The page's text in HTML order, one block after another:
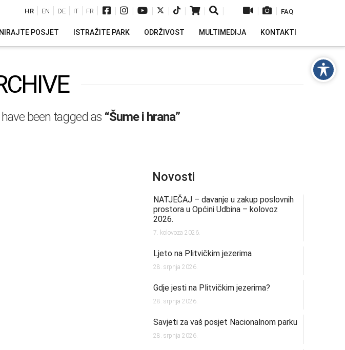
| | | | | | | | | FAQ
HR EN DE IT FR
POSJET ISTRAŽITE PARK ODRŽIVOST MULTIMEDIJA KONTAKTI
been tagged as “Šume i hrana”
Novosti
NATJEČAJ – davanje u zakup poslovnih
prostora u Općini Udbina – kolovoz
2026.
7. kolovoza 2026.
Ljeto na Plitvičkim jezerima
28. srpnja 2026.
Gdje jesti na Plitvičkim jezerima?
28. srpnja 2026.
Savjeti za vaš posjet Nacionalnom parku
28. srpnja 2026.